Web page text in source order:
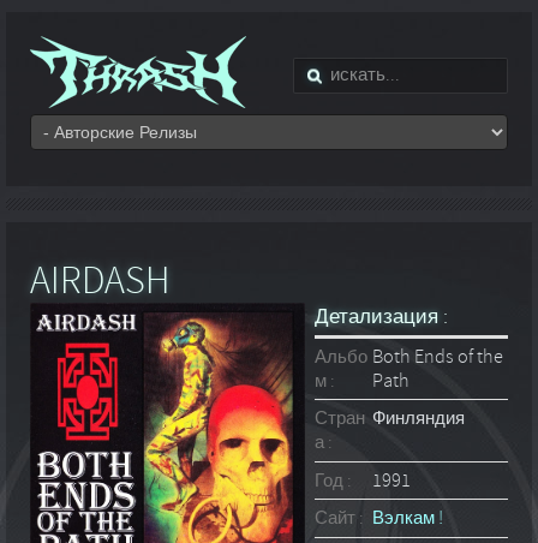
AIRDASH
Детализация :
Альбо
м :
Both Ends of the
Path
Стран
а :
Финляндия
Год :
1991
Сайт : Вэлкам !